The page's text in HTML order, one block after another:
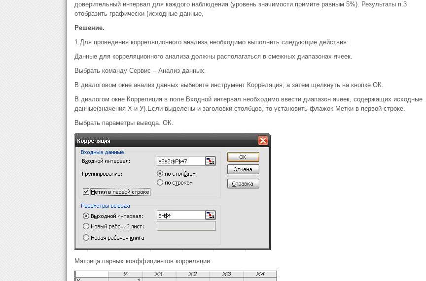
доверительный интервал для каждого наблюдения (уровень значимости примите равным 5%). Результаты п.3
отобразить графически (исходные данные,
Решение.
1.Для проведения корреляционного анализа необходимо выполнить следующие действия:
Данные для корреляционного анализа должны располагаться в смежных диапазонах ячеек.
Выбрать команду Сервис – Анализ данных.
В диалоговом окне анализ данных выберите инструмент Корреляция, а затем щелкнуть на кнопке ОК.
В диалогом окне Корреляция в поле Входной интервал необходимо ввести диапазон ячеек, содержащих исходные
данные(значения Х и У).Если выделены и заголовки столбцов, то установить флажок Метки в первой строке.
Выбрать параметры вывода. ОК.
Матрица парных коэффициентов корреляции.